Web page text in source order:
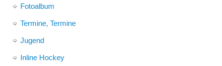
Fotoalbum
Termine, Termine
Jugend
Inline Hockey